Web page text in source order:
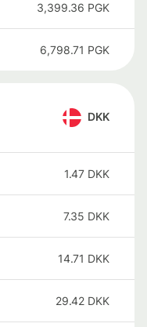
3,399.36 PGK
6,798.71 PGK
DKK
1.47 DKK
7.35 DKK
14.71 DKK
29.42 DKK